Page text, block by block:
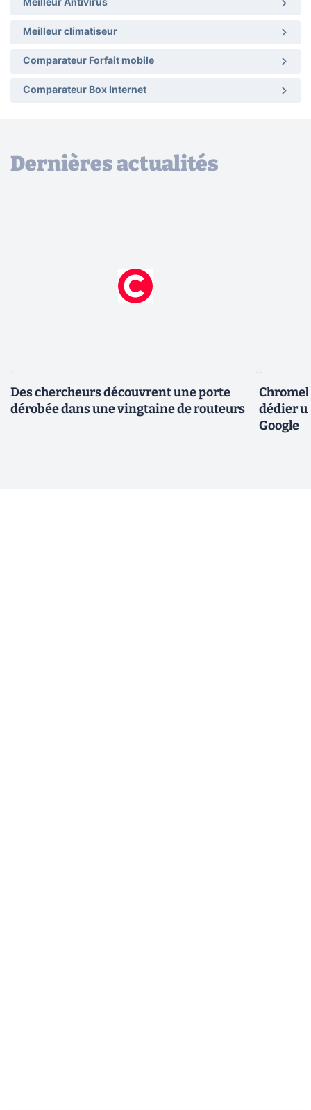
Meilleur Antivirus
Meilleur climatiseur
Comparateur Forfait mobile
Comparateur Box Internet
Dernières actualités
Des chercheurs découvrent une porte
dérobée dans une vingtaine de routeurs
dédier
Google